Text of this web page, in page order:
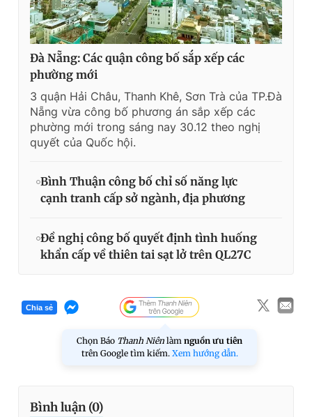
Đà Nẵng: Các quận công bố sắp xếp các
phường mới
3 quận Hải Châu, Thanh Khê, Sơn Trà của TP.Đà
Nẵng vừa công bố phương án sắp xếp các
phường mới trong sáng nay 30.12 theo nghị
quyết của Quốc hội.
Bình Thuận công bố chỉ số năng lực
cạnh tranh cấp sở ngành, địa phương
Đề nghị công bố quyết định tình huống
khẩn cấp về thiên tai sạt lở trên QL27C
Chia sẻ
Chọn Báo Thanh Niên làm nguồn ưu tiên
trên Google tìm kiếm. Xem hướng dẫn.
Bình luận (0)